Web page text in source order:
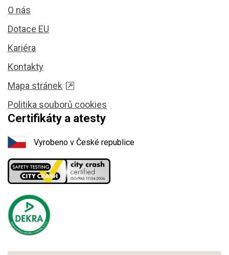
O nás
Dotace EU
Kariéra
Kontakty
Mapa stránek
Politika souborů cookies
Certifikáty a atesty
Vyrobeno v České republice